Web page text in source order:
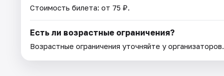
Стоимость билета: от 75 ₽.
Есть ли возрастные ограничения?
Возрастные ограничения уточняйте у организаторов.